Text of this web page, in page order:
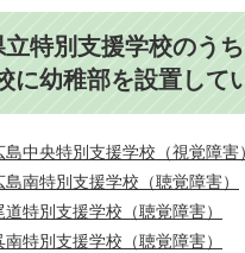
特別支援学校のう
に幼稚部を設置して
中央特別支援学校（視覚障害）
南特別支援学校（聴覚障害）
特別支援学校（聴覚障害）
特別支援学校（聴覚障害）